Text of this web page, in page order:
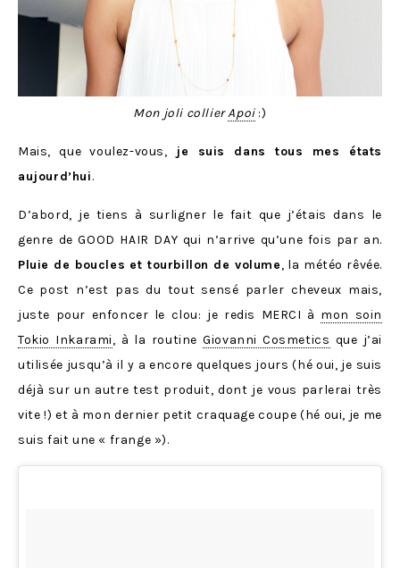
Mon joli collierApoi:)
Mais, que voulez-vous,
je suis dans tous mes états
aujourd’hui.
D’abord, je tiens à surligner le fait que j’étais dans le
genre de GOOD HAIR DAY qui n’arrive qu’une fois par an.
Pluie de boucles et tourbillon de volume, la météo rêvée.
Ce post n’est pas du tout sensé parler cheveux mais,
juste pour enfoncer le clou: je redis MERCI à mon soin
Tokio Inkarami, à la routineGiovanni Cosmetics que j’ai
utilisée jusqu’à il y a encore quelques jours (hé oui, je suis
déjà sur un autre test produit, dont je vous parlerai très
vite !) et à mon dernier petit craquage coupe (hé oui, je me
suis fait une « frange »).